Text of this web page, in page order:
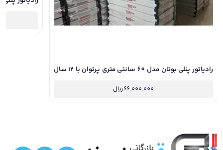
رادیاتور پنلی بوتان مدل 60 سانتی متری پرتوان با 12 سال
66.000.000ریال